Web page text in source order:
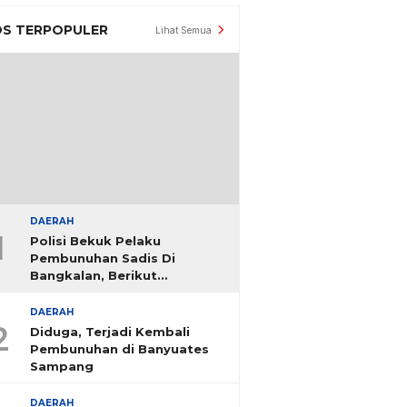
TERPOPULER Lihat Semua
DAERAH
Polisi Bekuk Pelaku
Pembunuhan Sadis Di
Bangkalan, Berikut
DAERAH
Diduga, Terjadi Kembali
Pembunuhan di Banyuates
Sampang
DAERAH